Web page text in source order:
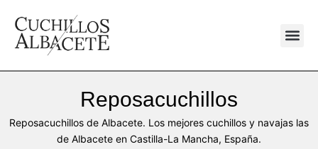
contenido
Reposacuchillos
Reposacuchillos de Albacete. Los mejores cuchillos y navajas las
de Albacete en Castilla-La Mancha, España.